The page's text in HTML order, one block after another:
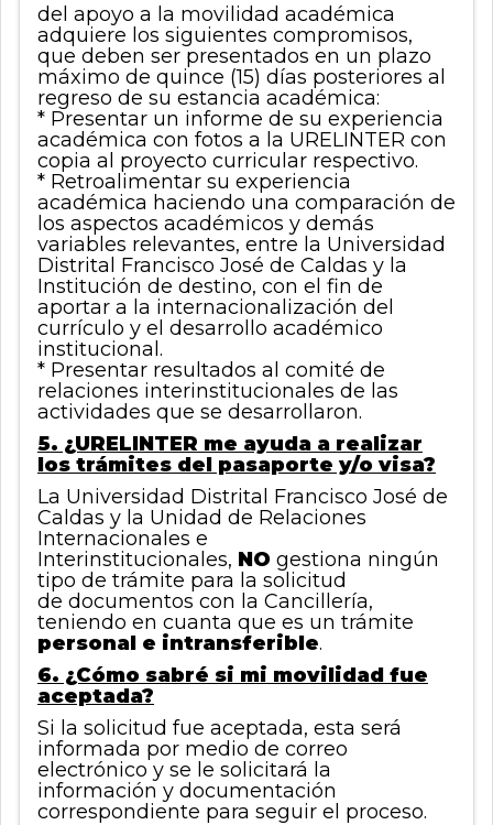
del apoyo a la movilidad académica
adquiere los siguientes compromisos,
que deben ser presentados en un plazo
máximo de quince (15) días posteriores al
regreso de su estancia académica:
* Presentar un informe de su experiencia
académica con fotos a la URELINTER con
copia al proyecto curricular respectivo.
* Retroalimentar su experiencia
académica haciendo una comparación de
los aspectos académicos y demás
variables relevantes, entre la Universidad
Distrital Francisco José de Caldas y la
Institución de destino, con el fin de
aportar a la internacionalización del
currículo y el desarrollo académico
institucional.
* Presentar resultados al comité de
relaciones interinstitucionales de las
actividades que se desarrollaron.
5. ¿URELINTER me ayuda a realizar
los trámites del pasaporte y/o visa?
La Universidad Distrital Francisco José de
Caldas y la Unidad de Relaciones
Internacionales e
Interinstitucionales, NO gestiona ningún
tipo de trámite para la solicitud
de documentos con la Cancillería,
teniendo en cuanta que es un trámite
personal e intransferible.
6. ¿Cómo sabré si mi movilidad fue
aceptada?
Si la solicitud fue aceptada, esta será
informada por medio de correo
electrónico y se le solicitará la
información y documentación
correspondiente para seguir el proceso.